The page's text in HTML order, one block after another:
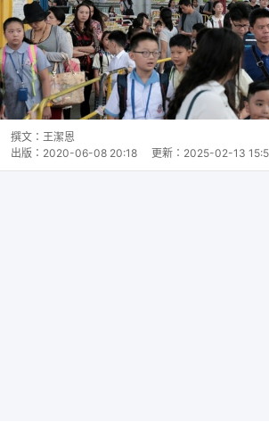
撰文： 王潔恩
出版： 2020-06-08 20:18 更新： 2025-02-13